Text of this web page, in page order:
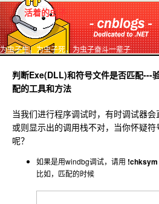
活着的虫子
为虫子生，为虫子死，为虫子奋斗一辈子
判断Exe(DLL)和符号文件是否匹配---
配的工具和方法
当我们进行程序调试时，有时调试器会
或则显示出的调用栈不对，当你怀疑
呢？
如果是用windbg调试，请用 !chksym
比如，匹配的时候